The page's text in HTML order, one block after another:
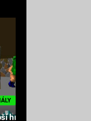
hry všech